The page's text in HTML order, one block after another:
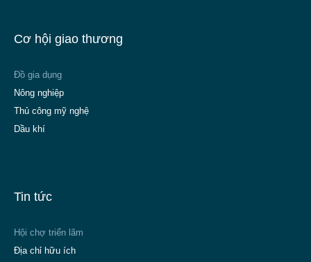
Cơ hội giao thương
Đồ gia dụng
Nông nghiệp
Thủ công mỹ nghệ
Dầu khí
Tin tức
Hội chợ triển lãm
Địa chỉ hữu ích